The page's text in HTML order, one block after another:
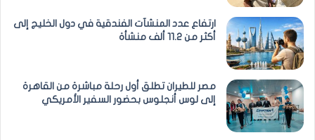
ارتفاع عدد المنشآت الفندقية في دول الخليج إلى
أكثر من 11.2 ألف منشأة
مصر للطيران تطلق أول رحلة مباشرة من القاهرة
إلى لوس أنجلوس بحضور السفير الأمريكي